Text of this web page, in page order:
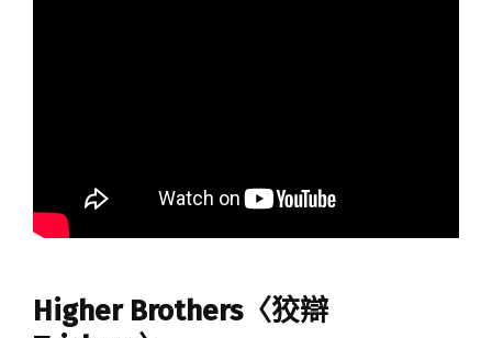
Higher Brothers〈狡辯